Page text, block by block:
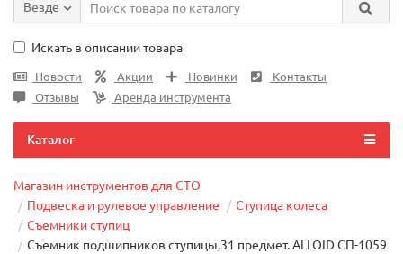
Везде
Искать в описании товара
Новости Акции Новинки
Контакты
Отзывы
Аренда инструмента
Каталог
Магазин инструментов для СТО
Подвеска и рулевое управление
Ступица колеса
Съемники ступиц
Съемник подшипников ступицы,31 предмет. ALLOID СП-1059